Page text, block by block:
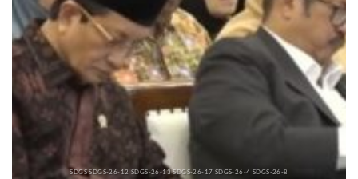
SDGS SDGS-26-12 SDGS-26-13 SDGS-26-17 SDGS-26-4 SDGS-26-8